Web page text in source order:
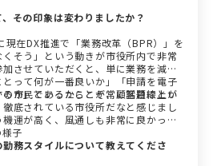
その印象は変わりましたか？
現在DX推進で「業務改革（BPR）」を
そう」という動きが市役所内で非常
させていただくと、単に業務を減ら
って何が一番良いか」「申請を電子
か」といったことが常に話題に上が
市民であるからこそ、顧客目線とい
底されている市役所だなと感じまし
運が高く、風通しも非常に良かった
子
務スタイルについて教えてくださ